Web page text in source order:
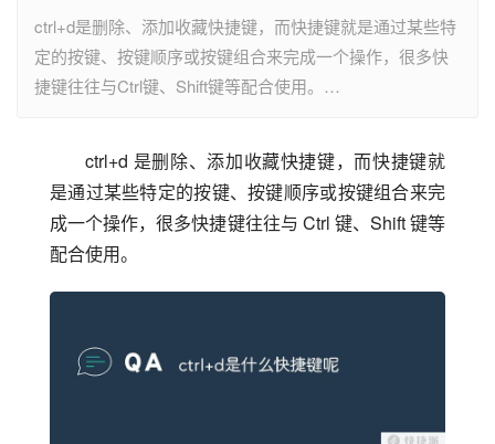
ctrl+d是删除、添加收藏快捷键，而快捷键就是通过某些特
定的按键、按键顺序或按键组合来完成一个操作，很多快
捷键往往与Ctrl键、Shift键等配合使用。…
ctrl+d 是删除、添加收藏快捷键，而快捷键就
是通过某些特定的按键、按键顺序或按键组合来完
成一个操作，很多快捷键往往与 Ctrl 键、Shift 键等
配合使用。